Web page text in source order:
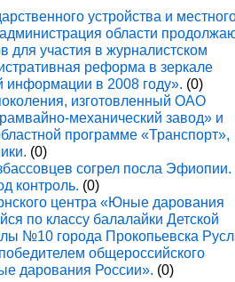
устройства и
области
для участия в журналистском
реформа в зеркале
информации в 2008 году». (0)
изготовленный ОАО
механический завод» и
программе «Транспорт»,
(0)
согрел посла Эфиопии.
контроль. (0)
центра «Юные дарования
по классу балалайки Детской
№10 города Прокопьевска
общероссийского
дарования России». (0)